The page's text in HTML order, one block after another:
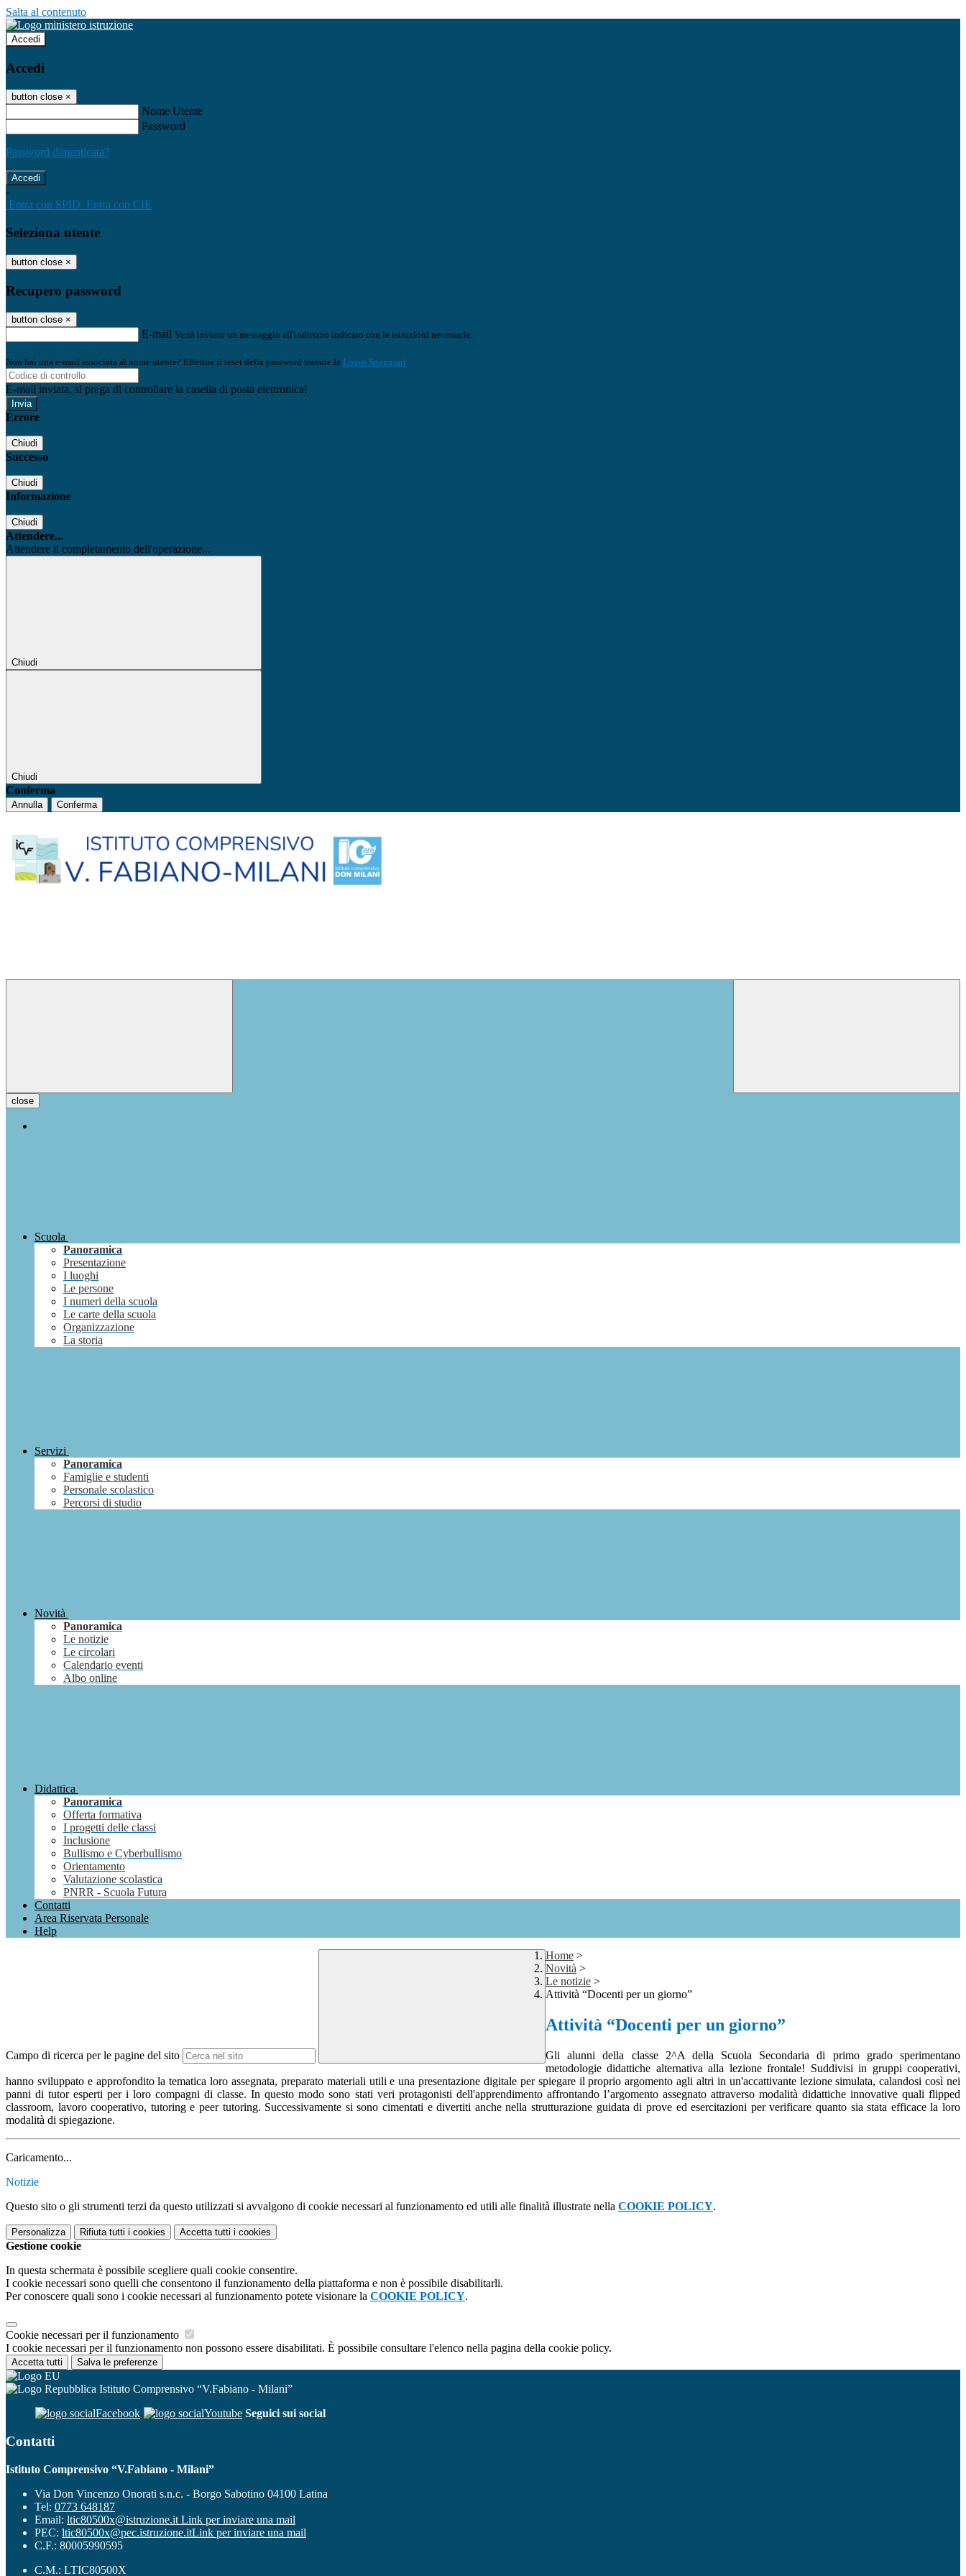
Salta al contenuto
Accedi
Accedi
button close ×
Nome Utente
Password
Password dimenticata?
-
Entra con SPID Entra con CIE
Seleziona utente
button close ×
Recupero password
button close ×
E-mail Verrà inviato un messaggio all'indirizzo indicato con le istruzioni necessarie.
Non hai una e-mail associata al nome utente? Effettua il reset della password tramite la Login Spaggiari
E-mail inviata, si prega di controllare la casella di posta elettronica!
Errore
Chiudi
Successo
Chiudi
Informazione
Chiudi
Attendere...
Attendere il completamento dell'operazione...
Chiudi
Chiudi
Conferma
Annulla Conferma
close
Scuola
Panoramica
Presentazione
I luoghi
Le persone
I numeri della scuola
Le carte della scuola
Organizzazione
La storia
Servizi
Panoramica
Famiglie e studenti
Personale scolastico
Percorsi di studio
Novità
Panoramica
Le notizie
Le circolari
Calendario eventi
Albo online
Didattica
Panoramica
Offerta formativa
I progetti delle classi
Inclusione
Bullismo e Cyberbullismo
Orientamento
Valutazione scolastica
PNRR - Scuola Futura
Contatti
Area Riservata Personale
Help
Campo di ricerca per le pagine del sito
Home >
Novità >
Le notizie >
Attività “Docenti per un giorno”
Attività “Docenti per un giorno”
Gli alunni della classe 2^A della Scuola Secondaria di primo grado sperimentano
metodologie didattiche alternativa alla lezione frontale! Suddivisi in gruppi cooperativi,
hanno sviluppato e approfondito la tematica loro assegnata, preparato materiali utili e una presentazione digitale per spiegare il proprio argomento agli altri in un'accattivante lezione simulata, calandosi così nei
panni di tutor esperti per i loro compagni di classe. In questo modo sono stati veri protagonisti dell'apprendimento affrontando l’argomento assegnato attraverso modalità didattiche innovative quali flipped
classroom, lavoro cooperativo, tutoring e peer tutoring. Successivamente si sono cimentati e divertiti anche nella strutturazione guidata di prove ed esercitazioni per verificare quanto sia stata efficace la loro
modalità di spiegazione.
Caricamento...
Notizie
Questo sito o gli strumenti terzi da questo utilizzati si avvalgono di cookie necessari al funzionamento ed utili alle finalità illustrate nella COOKIE POLICY.
Personalizza Rifiuta tutti i cookies Accetta tutti i cookies
Gestione cookie
In questa schermata è possibile scegliere quali cookie consentire.
I cookie necessari sono quelli che consentono il funzionamento della piattaforma e non è possibile disabilitarli.
Per conoscere quali sono i cookie necessari al funzionamento potete visionare la COOKIE POLICY.
Cookie necessari per il funzionamento
I cookie necessari per il funzionamento non possono essere disabilitati. È possibile consultare l'elenco nella pagina della cookie policy.
Accetta tutti Salva le preferenze
Istituto Comprensivo “V.Fabiano - Milani”
Facebook
Youtube Seguici sui social
Contatti
Istituto Comprensivo “V.Fabiano - Milani”
Via Don Vincenzo Onorati s.n.c. - Borgo Sabotino 04100 Latina
Tel: 0773 648187
Email: ltic80500x@istruzione.it Link per inviare una mail
PEC: ltic80500x@pec.istruzione.itLink per inviare una mail
C.F.: 80005990595
C.M.: LTIC80500X